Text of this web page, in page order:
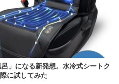
」になる新発想。水冷式シートク
に試してみた